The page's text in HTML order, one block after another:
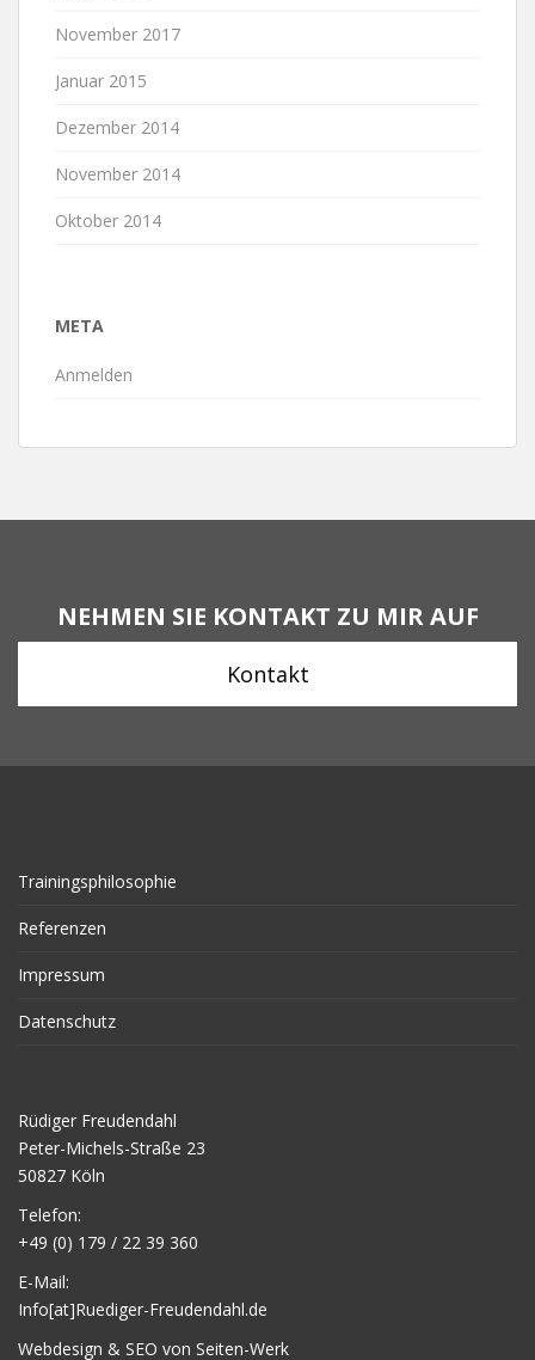
November 2017
Januar 2015
Dezember 2014
November 2014
Oktober 2014
META
Anmelden
NEHMEN SIE KONTAKT ZU MIR AUF
Kontakt
Trainingsphilosophie
Referenzen
Impressum
Datenschutz
Rüdiger Freudendahl
Peter-Michels-Straße 23
50827 Köln
Telefon:
+49 (0) 179 / 22 39 360
E-Mail:
Info[at]Ruediger-Freudendahl.de
Webdesign & SEO von Seiten-Werk